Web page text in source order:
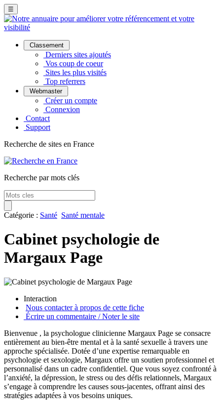
☰
Classement
Derniers sites ajoutés
Vos coup de coeur
Sites les plus visités
Top referrers
Webmaster
Créer un compte
Connexion
Contact
Support
Recherche de sites en France
Recherche par mots clés
Catégorie : Santé Santé mentale
Cabinet psychologie de
Margaux Page
Interaction
Nous contacter à propos de cette fiche
Écrire un commentaire / Noter le site
Bienvenue , la psychologue clinicienne Margaux Page se consacre
entièrement au bien-être mental et à la santé sexuelle à travers une
approche spécialisée. Dotée d’une expertise remarquable en
psychologie et sexologie, Margaux offre un soutien professionnel et
personnalisé dans un cadre confidentiel. Que vous soyez confronté à
l’anxiété, la dépression, le stress ou des défis relationnels, Margaux
s’engage à comprendre les causes sous-jacentes, offrant ainsi des
stratégies adaptées à vos besoins uniques.